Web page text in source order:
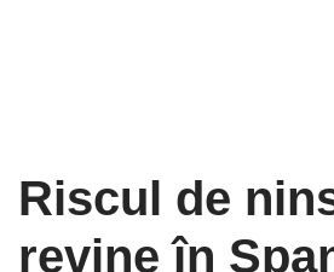
Riscul de
revine în